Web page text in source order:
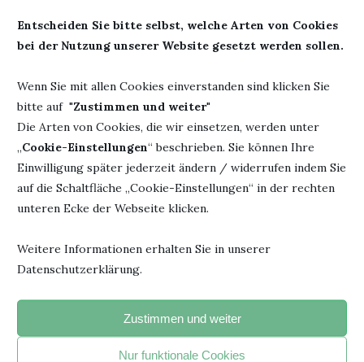
Entscheiden Sie bitte selbst, welche Arten von Cookies
bei der Nutzung unserer Website gesetzt werden sollen.
Wenn Sie mit allen Cookies einverstanden sind klicken Sie
bitte auf "Zustimmen und weiter"
Die Arten von Cookies, die wir einsetzen, werden unter
„Cookie-Einstellungen“ beschrieben. Sie können Ihre
Einwilligung später jederzeit ändern / widerrufen indem Sie
auf die Schaltfläche „Cookie-Einstellungen“ in der rechten
unteren Ecke der Webseite klicken.
Weitere Informationen erhalten Sie in unserer
Datenschutzerklärung.
Zustimmen und weiter
Nur funktionale Cookies
bei der Herstellung eines Buches faszinierend und auch sehr
spannend. Es würde mich interessieren, wie die KI die Bilder
erstellt hat. Gab es eine Vorlage? Wurden nur Wünsche
geäußert oder hatte die KI komplett freie Hand?
Werbung
Autor: Bine Pauli
geheimnisvolle
Süßigkeitenschatz
Erschienen: 5. Januar 2024
Seiten: 36
ISBN: 978-3-038309053